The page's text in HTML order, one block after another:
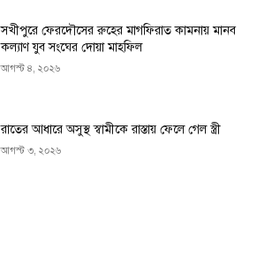
সখীপুরে ফেরদৌসের রুহের মাগফিরাত কামনায় মানব
কল্যাণ যুব সংঘের দোয়া মাহফিল
আগস্ট ৪, ২০২৬
রাতের আধারে অসুস্থ স্বামীকে রাস্তায় ফেলে গেল স্ত্রী
আগস্ট ৩, ২০২৬